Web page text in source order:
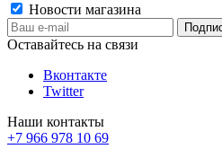
Новости магазина
Оставайтесь на связи
Вконтакте
Twitter
Наши контакты
+7 966 978 10 69